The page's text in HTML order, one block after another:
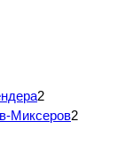
2
Миксеров2